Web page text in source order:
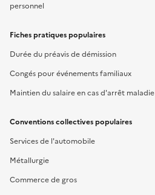
personnel
Fiches pratiques populaires
Durée du préavis de démission
Congés pour événements familiaux
Maintien du salaire en cas d'arrêt maladie
Conventions collectives populaires
Services de l'automobile
Métallurgie
Commerce de gros